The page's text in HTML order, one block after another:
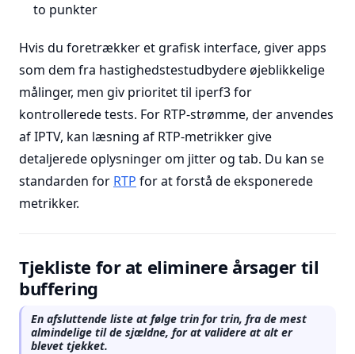
to punkter
Hvis du foretrækker et grafisk interface, giver apps
som dem fra hastighedstestudbydere øjeblikkelige
målinger, men giv prioritet til iperf3 for
kontrollerede tests. For RTP-strømme, der anvendes
af IPTV, kan læsning af RTP-metrikker give
detaljerede oplysninger om jitter og tab. Du kan se
standarden for RTP for at forstå de eksponerede
metrikker.
Tjekliste for at eliminere årsager til
buffering
En afsluttende liste at følge trin for trin, fra de mest
almindelige til de sjældne, for at validere at alt er
blevet tjekket.